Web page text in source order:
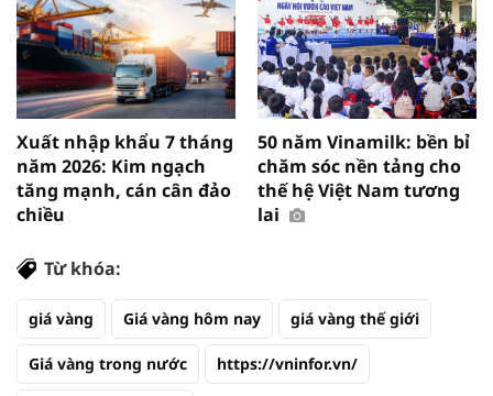
Xuất nhập khẩu 7 tháng
năm 2026: Kim ngạch
tăng mạnh, cán cân đảo
chiều
50 năm Vinamilk: bền bỉ
chăm sóc nền tảng cho
thế hệ Việt Nam tương
lai
Từ khóa:
giá vàng Giá vàng hôm nay giá vàng thế giới
Giá vàng trong nước https://vninfor.vn/